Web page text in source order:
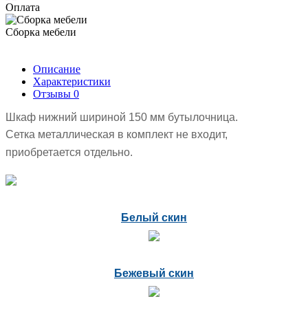
Оплата
Сборка мебели
Описание
Характеристики
Отзывы 0
Шкаф нижний шириной 150 мм бутылочница.
Сетка металлическая в комплект не входит,
приобретается отдельно.
Белый скин
Бежевый скин